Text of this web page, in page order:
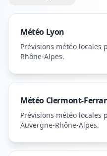
Météo Lyon
Prévisions météo locales
Rhône-Alpes.
Météo Clermont-
Prévisions météo locales
Auvergne-Rhône-Alpes.